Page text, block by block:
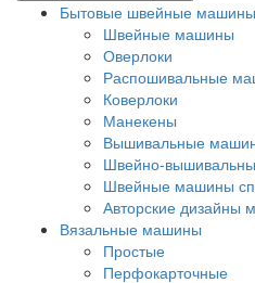
Бытовые швейные машины
Швейные машины
Оверлоки
Распошивальные
Коверлоки
Манекены
Вышивальные
Швейно-
Швейные машины
Авторские дизайны
Вязальные машины
Простые
Перфокарточные